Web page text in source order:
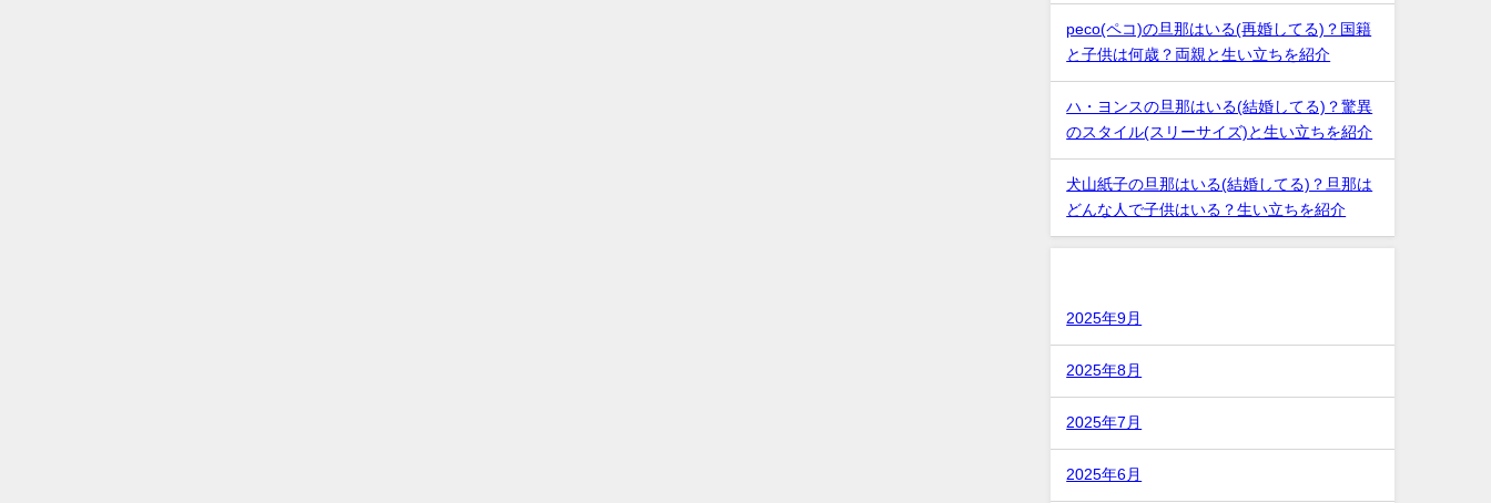
peco(ペコ)の旦那はいる(再婚してる)？国籍
と子供は何歳？両親と生い立ちを紹介
ハ・ヨンスの旦那はいる(結婚してる)？驚異
のスタイル(スリーサイズ)と生い立ちを紹介
犬山紙子の旦那はいる(結婚してる)？旦那は
どんな人で子供はいる？生い立ちを紹介
2025年9月
2025年8月
2025年7月
2025年6月